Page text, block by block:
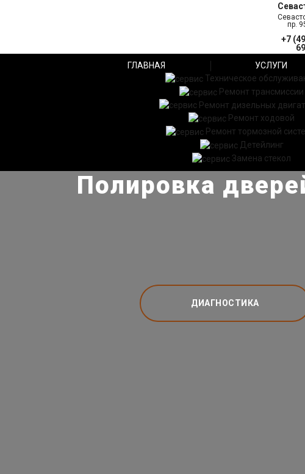
пр.
+7
ГЛАВНАЯ УСЛУГИ
Техническое
Ремонт трансмиссии
Ремонт дизельных
Ремонт ходовой
Ремонт тормозной
Детейлинг
Замена стекол
Полировка
ДИАГНОСТИКА